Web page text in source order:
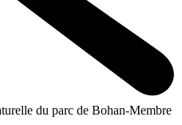
du parc de Bohan-Membre